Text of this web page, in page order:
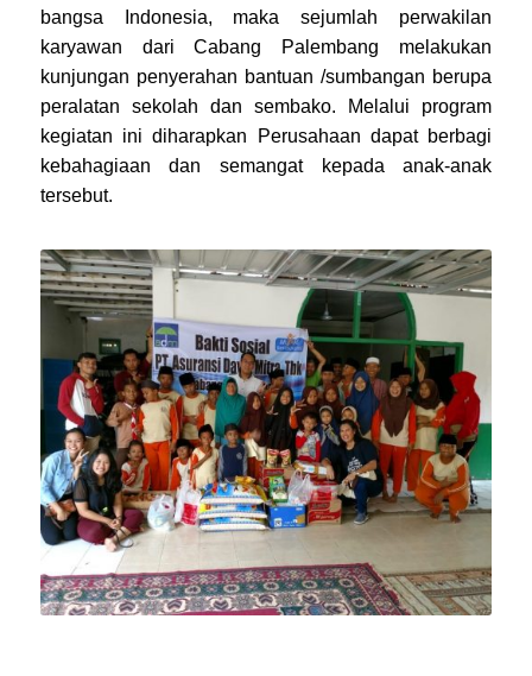
bangsa Indonesia, maka sejumlah perwakilan
karyawan dari Cabang Palembang melakukan
kunjungan penyerahan bantuan /sumbangan berupa
peralatan sekolah dan sembako. Melalui program
kegiatan ini diharapkan Perusahaan dapat berbagi
kebahagiaan dan semangat kepada anak-anak
tersebut.